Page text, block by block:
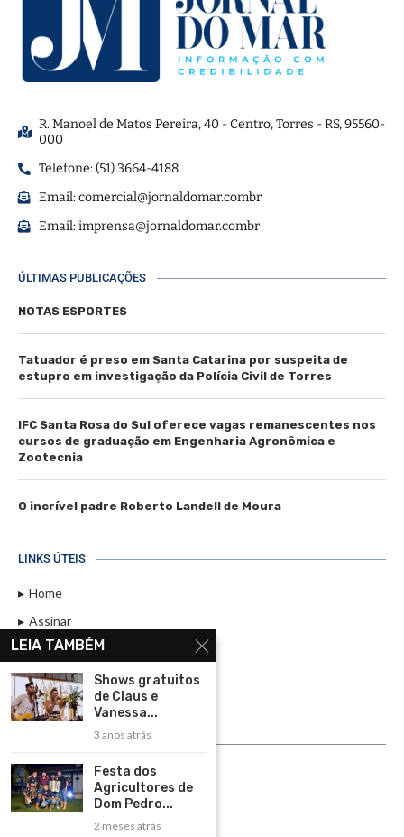
R. Manoel de Matos Pereira, 40 - Centro, Torres - RS, 95560-
000
Telefone: (51) 3664-4188
Email:comercial@jornaldomar.combr
Email:imprensa@jornaldomar.combr
ÚLTIMAS PUBLICAÇÕES
NOTAS ESPORTES
Tatuador é preso em Santa Catarina por suspeita de
estupro em investigação da Polícia Civil de Torres
IFC Santa Rosa do Sul oferece vagas remanescentes nos
cursos de graduação em Engenharia Agronômica e
Zootecnia
O incrível padre Roberto Landell de Moura
LINKS ÚTEIS
Home
Assinar
Contato
Política de Privacidade
Rádio Maristela - Ao Vivo
ASSINE
LEIA TAMBÉM
Shows gratuitos
de Claus e
Vanessa...
3 anos atrás
Festa dos
Agricultores de
Dom Pedro...
2 meses atrás